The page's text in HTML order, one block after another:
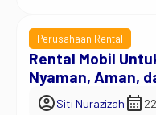
bingung. Tenang.
rental mobil itu sering
yang kelihatannya […]
Perusahaan Rental
Rental Mobil
Nyaman, Aman,
account_circleSiti Nurazizah calendar_month